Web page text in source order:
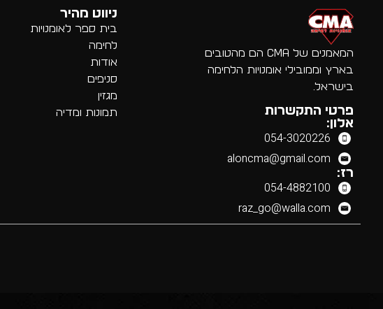
המאמנים של CMA הם מהטובים
בארץ וממובילי אומנויות הלחימה
בישראל.
פרטי התקשרות
אלון:
054-3020226
aloncma@gmail.com
רז:
054-4882100
raz_go@walla.com
ניווט מהיר
בית ספר לאומנויות
לחימה
אודות
סניפים
מגזין
תמונות ומדיה